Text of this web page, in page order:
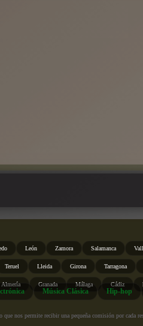
León Zamora Salamanca
Teruel Lleida Girona Tarragona
Almería Granada Málaga Cádiz
Música Clásica Hip-hop
nos permite recibir una pequeña comisión por cada